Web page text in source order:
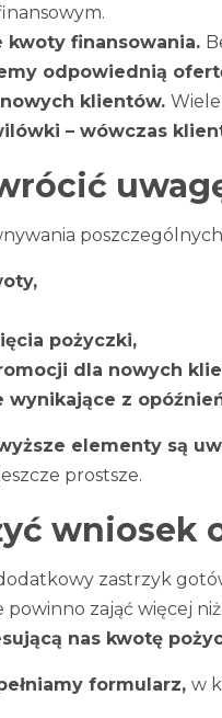
kwoty finansowania.
odpowiednią
klientów.
– wówczas
pożyczki,
dla nowych
wynikające z
elementy są
prostsze.
zastrzyk
powinno zająć więcej
nas kwotę
formularz, w